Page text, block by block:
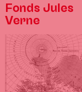
Fonds Jules
Verne